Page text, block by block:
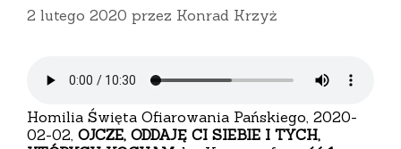
2 lutego 2020 przez Konrad Krzyż
Homilia Święta Ofiarowania Pańskiego, 2020-
02-02, OJCZE, ODDAJĘ CI SIEBIE I TYCH,